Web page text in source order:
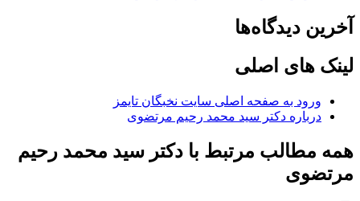
آخرین دیدگاه‌ها
لینک های اصلی
ورود به صفحه اصلی سایت نخبگان تایمز
درباره دکتر سید محمد رحیم مرتضوی
همه مطالب مرتبط با دکتر سید محمد رحیم
مرتضوی